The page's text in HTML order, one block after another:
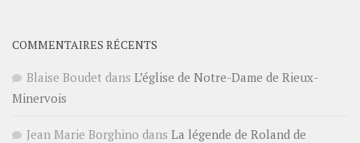
COMMENTAIRES RÉCENTS
Blaise Boudet dans L’église de Notre-Dame de Rieux-
Minervois
Jean Marie Borghino dans La légende de Roland de